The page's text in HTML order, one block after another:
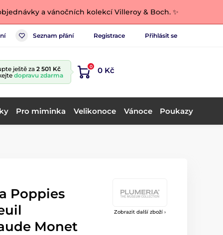
a vánočních kolekcí Villeroy & Boch. ✨
Seznam přání Registrace Přihlásit se
ještě za 2 501 Kč
dopravu zdarma
0 0 Kč
Pro miminka Velikonoce Vánoce Poukazy
Zobrazit další zboží ›
Poppies
Monet